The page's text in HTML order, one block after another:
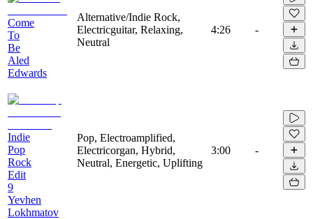
Come
To
Be
Aled
Edwards
Alternative/Indie Rock,
Electricguitar, Relaxing,
Neutral
4:26 -
Indie
Pop
Rock
Edit
9
Yevhen
Lokhmatov
Pop, Electroamplified,
Electricorgan, Hybrid,
Neutral, Energetic, Uplifting
3:00 -